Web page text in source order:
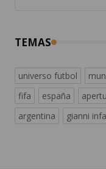
TEMAS
universo futbol
fifa
españa
argentina
gianni